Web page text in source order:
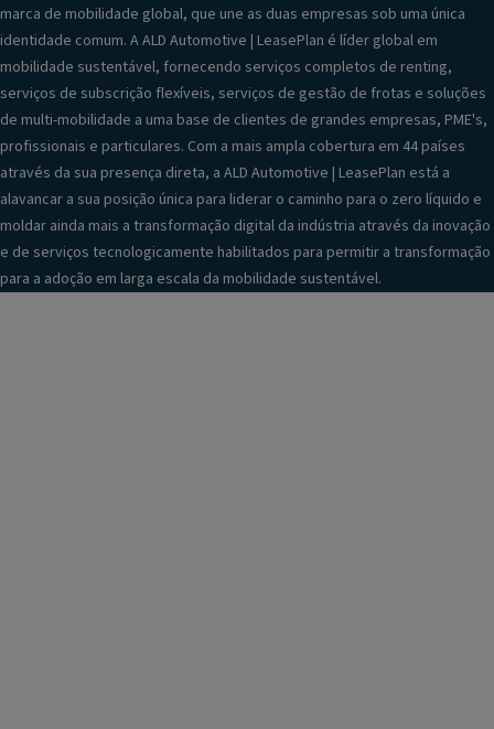
marca de mobilidade global, que une as duas empresas sob uma única
identidade comum. A ALD Automotive | LeasePlan é líder global em
mobilidade sustentável, fornecendo serviços completos de renting,
serviços de subscrição flexíveis, serviços de gestão de frotas e soluções
de multi-mobilidade a uma base de clientes de grandes empresas, PME's,
profissionais e particulares. Com a mais ampla cobertura em 44 países
através da sua presença direta, a ALD Automotive | LeasePlan está a
alavancar a sua posição única para liderar o caminho para o zero líquido e
moldar ainda mais a transformação digital da indústria através da inovação
e de serviços tecnologicamente habilitados para permitir a transformação
para a adoção em larga escala da mobilidade sustentável.